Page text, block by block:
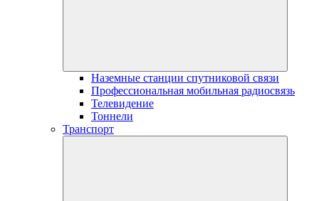
Наземные станции спутниковой связи
Профессиональная мобильная радиосвязь
Телевидение
Тоннели
Транспорт